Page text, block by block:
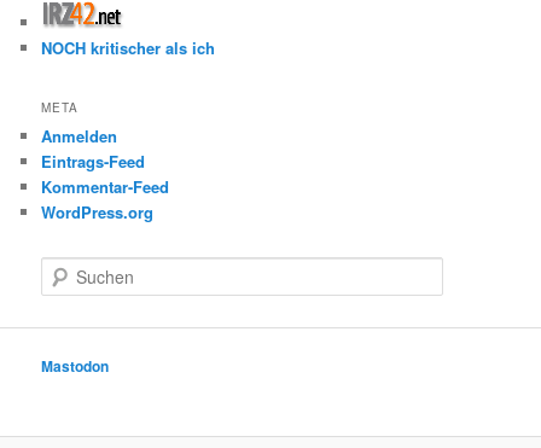
NOCH kritischer als ich
META
Anmelden
Eintrags-Feed
Kommentar-Feed
WordPress.org
u
e
Mastodon